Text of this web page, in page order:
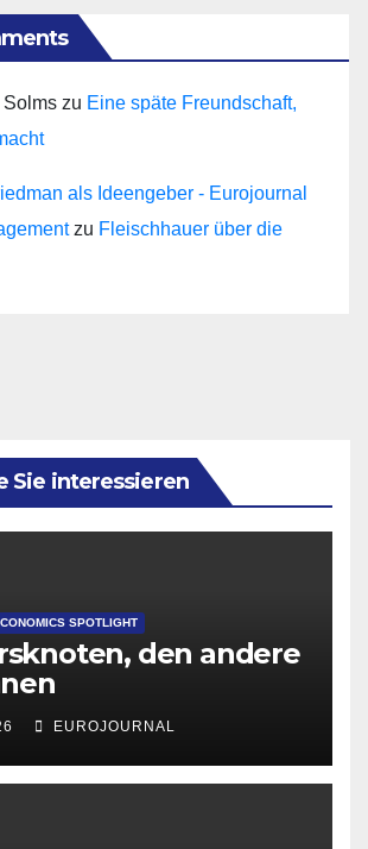
Solms zu Eine späte Freundschaft,
als Ideengeber - Eurojournal
zu Fleischhauer über die
Sie interessieren
SPOTLIGHT
den andere
EUROJOURNAL